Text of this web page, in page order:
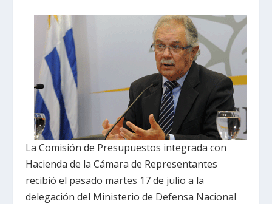
La Comisión de Presupuestos integrada con
Hacienda de la Cámara de Representantes
recibió el pasado martes 17 de julio a la
delegación del Ministerio de Defensa Nacional